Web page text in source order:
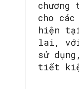
cho
hiện
lai, với
sử
tiết